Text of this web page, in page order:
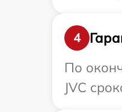
4
По
JVC